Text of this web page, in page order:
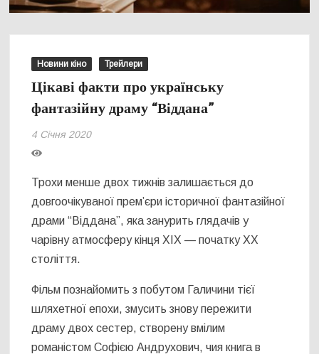
Новини кіно Трейлери
Цікаві факти про українську
фантазійну драму “Віддана”
4 Січня 2020
Трохи менше двох тижнів залишається до
довгоочікуваної прем’єри історичної фантазійної
драми “Віддана”, яка занурить глядачів у
чарівну атмосферу кінця ХIX — початку ХХ
століття.
Фільм познайомить з побутом Галичини тієї
шляхетної епохи, змусить знову пережити
драму двох сестер, створену вмілим
романістом Софією Андрухович, чия книга в